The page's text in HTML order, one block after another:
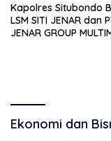
Kapolres Situbondo
LSM SITI JENAR dan
JENAR GROUP
Ekonomi dan